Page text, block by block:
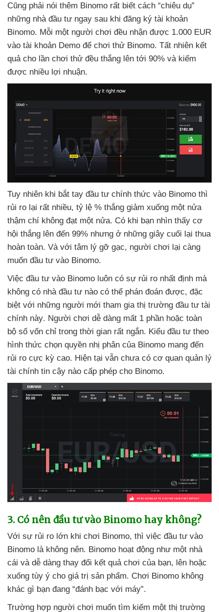
Cũng phải nói thêm Binomo rất biết cách “chiêu dụ”
những nhà đầu tư ngay sau khi đăng ký tài khoản
Binomo. Mỗi một người chơi đều nhận được 1.000 EUR
vào tài khoản Demo để chơi thử Binomo. Tất nhiên kết
quả cho lần chơi thử đều thắng lên tới 90% và kiếm
được nhiều lợi nhuận.
Tuy nhiên khi bắt tay đầu tư chính thức vào Binomo thì
rủi ro lại rất nhiều, tỷ lệ % thắng giảm xuống một nửa
thậm chí không đạt một nửa. Có khi bạn nhìn thấy cơ
hội thắng lên đến 99% nhưng ở những giây cuối lại thua
hoàn toàn. Và với tâm lý gỡ gạc, người chơi lại càng
muốn đầu tư vào Binomo.
Việc đầu tư vào Binomo luôn có sự rủi ro nhất định mà
không có nhà đầu tư nào có thể phán đoán được, đặc
biệt với những người mới tham gia thị trường đầu tư tài
chính này. Người chơi dễ dàng mất 1 phần hoặc toàn
bộ số vốn chỉ trong thời gian rất ngắn. Kiểu đầu tư theo
hình thức chọn quyền nhị phân của Binomo mang đến
rủi ro cực kỳ cao. Hiện tại vẫn chưa có cơ quan quản lý
tài chính tin cậy nào cấp phép cho Binomo.
3. Có nên đầu tư vào Binomo hay không?
Với sự rủi ro lớn khi chơi Binomo, thì việc đầu tư vào
Binomo là không nên. Binomo hoạt động như một nhà
cái và dễ dàng thay đổi kết quả chơi của bạn, lên hoặc
xuống tùy ý cho giá trị sản phẩm. Chơi Binomo không
khác gì bạn đang “đánh bạc với máy”.
Trường hợp người chơi muốn tìm kiếm một thị trường